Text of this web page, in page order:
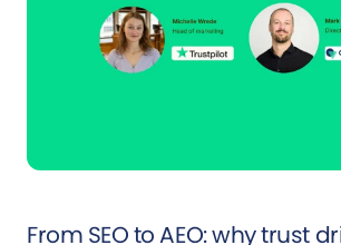
From SEO to AEO: why trust